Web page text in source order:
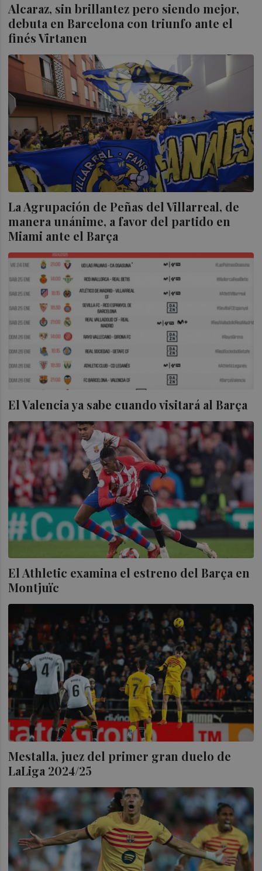
Alcaraz, sin brillantez pero siendo mejor,
debuta en Barcelona con triunfo ante el
finés Virtanen
La Agrupación de Peñas del Villarreal, de
manera unánime, a favor del partido en
Miami ante el Barça
El Valencia ya sabe cuando visitará al Barça
El Athletic examina el estreno del Barça en
Montjuïc
Mestalla, juez del primer gran duelo de
LaLiga 2024/25